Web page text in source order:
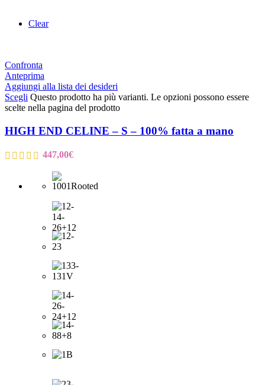
Clear
Confronta
Anteprima
Aggiungi alla lista dei desideri
Scegli Questo prodotto ha più varianti. Le opzioni possono essere
scelte nella pagina del prodotto
HIGH END CELINE – S – 100% fatta a mano
447,00€